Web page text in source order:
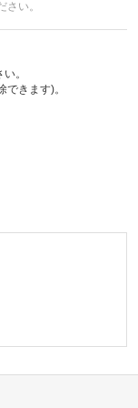
い。
。
きます)。